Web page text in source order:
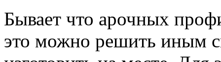
Бывает что арочных
это можно решить иным